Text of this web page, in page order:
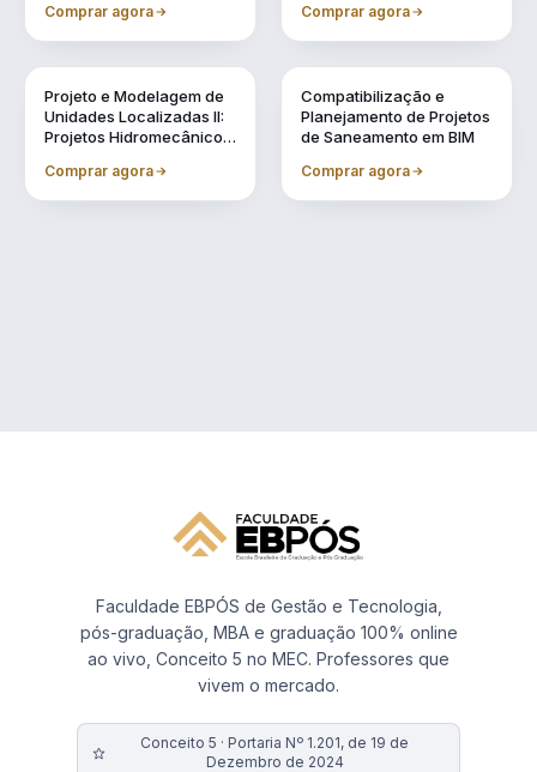
Comprar agora Comprar agora
Projeto e Modelagem de
Unidades Localizadas II:
Projetos Hidromecânicos
Comprar agora
Compatibilização e
Planejamento de Projetos
de Saneamento em BIM
Comprar agora
Faculdade EBPÓS de Gestão e Tecnologia,
pós-graduação, MBA e graduação 100% online
ao vivo, Conceito 5 no MEC. Professores que
vivem o mercado.
Conceito 5 · Portaria Nº 1.201, de 19 de
Dezembro de 2024